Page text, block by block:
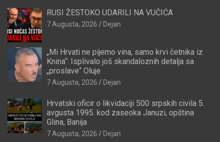
RUSI ŽESTOKO UDARILI NA VUČIĆA
7 Augusta, 2026 Dejan
„Mi Hrvati ne pijemo vina, samo krvi četnika iz
Knina“: Isplivalo još skandaloznih detalja sa
„proslave“ Oluje
7 Augusta, 2026 Dejan
Hrvatski oficir o likvidaciji 500 srpskih civila 5.
avgusta 1995. kod zaseoka Januzi, opština
Glina, Banija
7 Augusta, 2026 Dejan